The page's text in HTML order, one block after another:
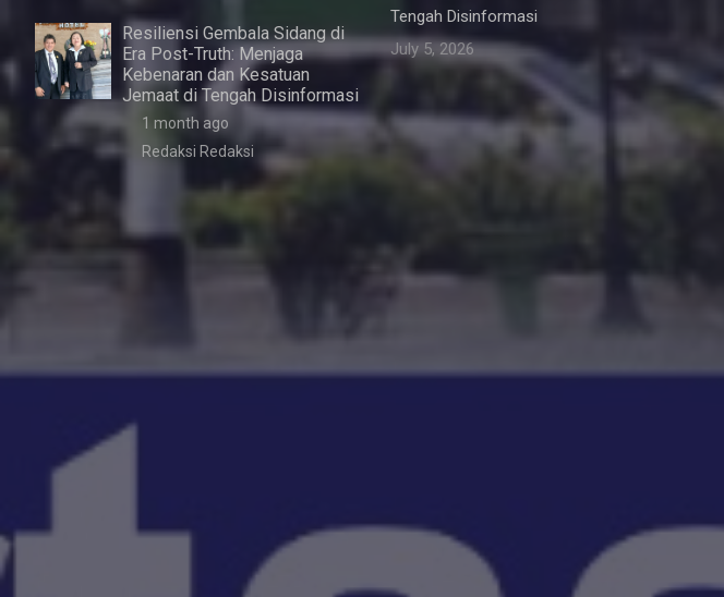
Resiliensi Gembala Sidang di
Era Post-Truth: Menjaga
Kebenaran dan Kesatuan
Jemaat di Tengah Disinformasi
1 month ago
Redaksi Redaksi
Tengah Disinformasi
July 5, 2026